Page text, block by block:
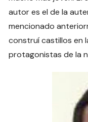
autor es el de la
mencionado
construí castillos en
protagonistas de la